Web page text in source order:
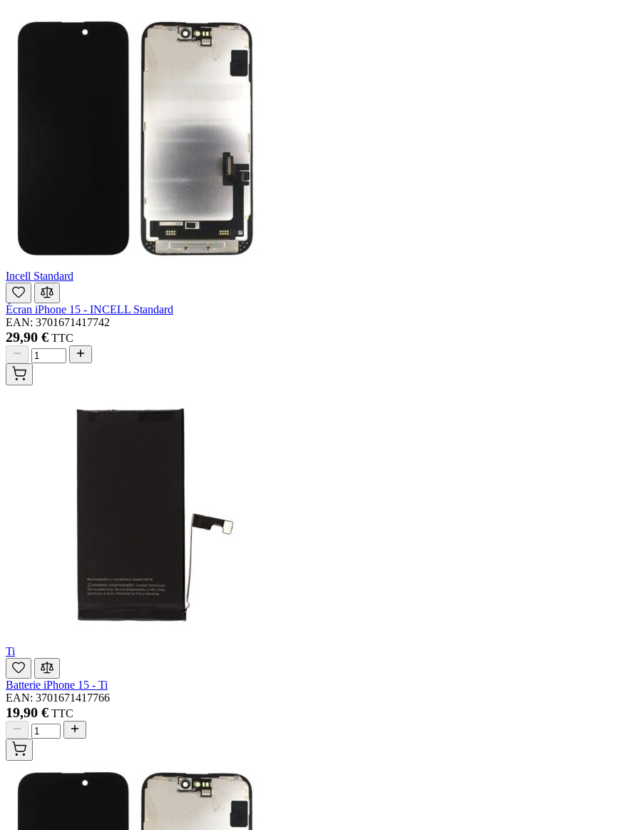
Incell Standard
Écran iPhone 15 - INCELL Standard
EAN: 3701671417742
29,90 € TTC
Ti
Batterie iPhone 15 - Ti
EAN: 3701671417766
19,90 € TTC